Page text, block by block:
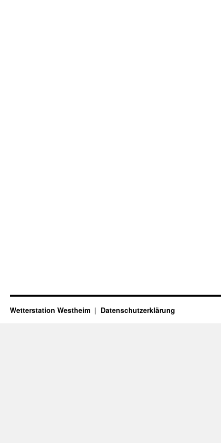
Wetterstation Westheim Datenschutzerklärung